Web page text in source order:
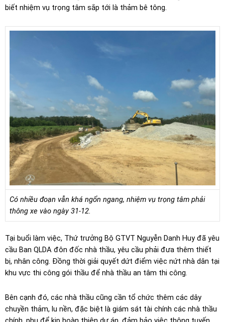
biết nhiệm vụ trọng tâm sắp tới là thảm bê tông.
Có nhiều đoạn vẫn khá ngổn ngang, nhiệm vụ trọng tâm phải
thông xe vào ngày 31-12.
Tại buổi làm việc, Thứ trưởng Bộ GTVT Nguyễn Danh Huy đã yêu
cầu Ban QLDA đôn đốc nhà thầu, yêu cầu phải đưa thêm thiết
bị, nhân công. Đồng thời giải quyết dứt điểm việc nứt nhà dân tại
khu vực thi công gói thầu để nhà thầu an tâm thi công.
Bên cạnh đó, các nhà thầu cũng cần tổ chức thêm các dây
chuyền thảm, lu nền, đặc biệt là giám sát tài chính các nhà thầu